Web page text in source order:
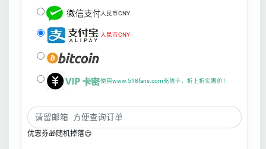
人民币CNY
人民币CNY
使用www.518fans.com充值卡，折上折实惠价！
优惠券🎁随机掉落😍